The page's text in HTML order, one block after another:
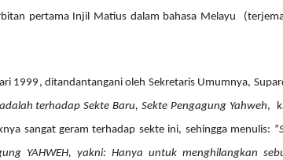
pertama Injil Matius dalam bahasa Melayu
1999, ditandantangani oleh Sekretaris Umumnya,
terhadap Sekte Baru, Sekte Pengagung Yahweh,
sangat geram terhadap sekte ini, sehingga menulis: ”
YAHWEH, yakni: Hanya untuk menghilangkan